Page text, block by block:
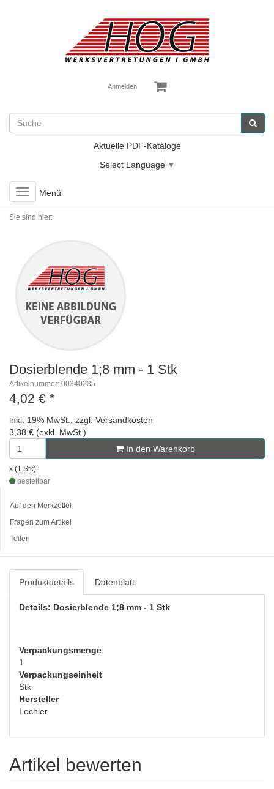
Anmelden
Aktuelle PDF-Kataloge
Select Language ▼
Toggle
navigation
Menü
Sie sind hier:
Dosierblende 1;8 mm - 1 Stk
Artikelnummer: 00340235
4,02 € *
inkl. 19% MwSt., zzgl. Versandkosten
3,38 € (exkl. MwSt.)
In den Warenkorb
x (1 Stk)
bestellbar
Auf den Merkzettel
Fragen zum Artikel
Teilen
Produktdetails Datenblatt
Details: Dosierblende 1;8 mm - 1 Stk
Verpackungsmenge
1
Verpackungseinheit
Stk
Hersteller
Lechler
Artikel bewerten